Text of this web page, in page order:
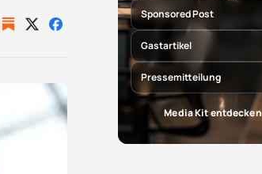
Auf Auf
Sponsored Post
Gastartikel
Pressemitteilung
Media Kit entdecken